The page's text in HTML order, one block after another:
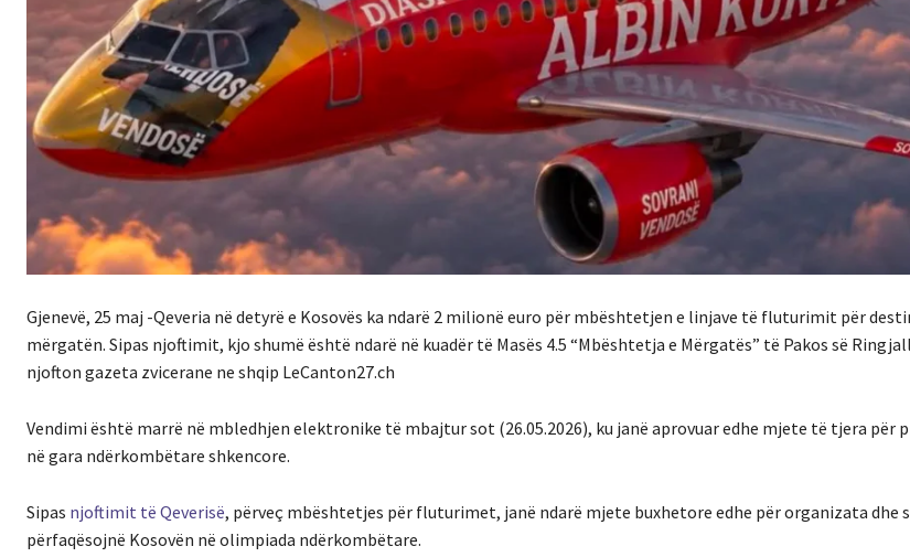
Gjenevë, 25 maj -Qeveria në detyrë e Kosovës ka ndarë 2 milionë euro për mbështetjen e linjave të fluturimit për
mërgatën. Sipas njoftimit, kjo shumë është ndarë në kuadër të Masës 4.5 “Mbështetja e Mërgatës” të Pakos së
njofton gazeta zvicerane ne shqip LeCanton27.ch
Vendimi është marrë në mbledhjen elektronike të mbajtur sot (26.05.2026), ku janë aprovuar edhe mjete të tjera për
në gara ndërkombëtare shkencore.
Sipas njoftimit të Qeverisë, përveç mbështetjes për fluturimet, janë ndarë mjete buxhetore edhe për organizata dhe
përfaqësojnë Kosovën në olimpiada ndërkombëtare.